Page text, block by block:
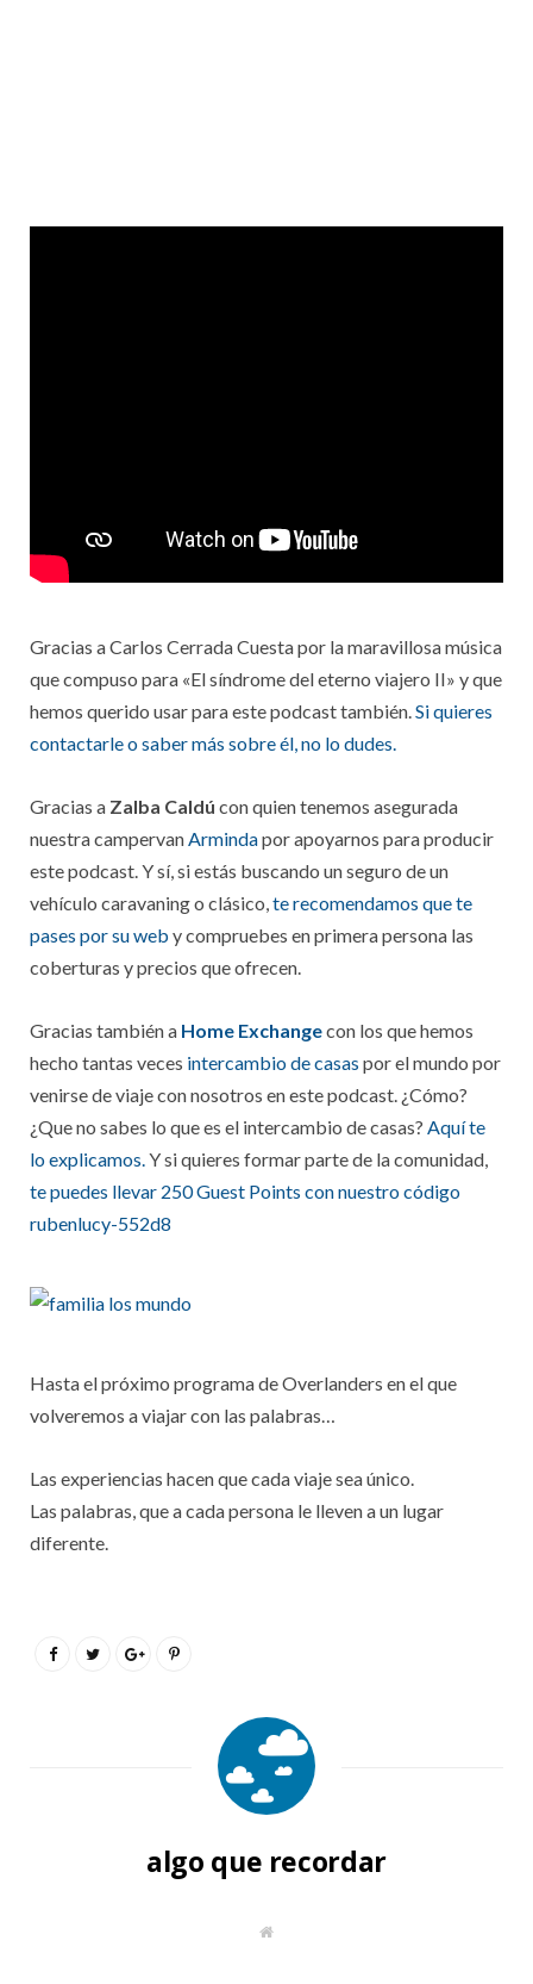
Gracias a Carlos Cerrada Cuesta por la maravillosa música
que compuso para «El síndrome del eterno viajero II» y que
hemos querido usar para este podcast también.Si quieres
contactarle o saber más sobre él, no lo dudes.
Gracias a Zalba Caldú con quien tenemos asegurada
nuestra campervanArmindapor apoyarnos para producir
este podcast. Y sí, si estás buscando un seguro de un
vehículo caravaning o clásico,te recomendamos que te
pases por su web y compruebes en primera persona las
coberturas y precios que ofrecen.
Gracias también a Home Exchangecon los que hemos
hecho tantas veces intercambio de casas por el mundo por
venirse de viaje con nosotros en este podcast. ¿Cómo?
¿Que no sabes lo que es el intercambio de casas? Aquí te
lo explicamos.Y si quieres formar parte de la comunidad,
te puedes llevar 250 Guest Points con nuestro código
rubenlucy-552d8
Hasta el próximo programa de Overlanders en el que
volveremos a viajar con las palabras…
Las experiencias hacen que cada viaje sea único.
Las palabras, que a cada persona le lleven a un lugar
diferente.
algo que recordar
S